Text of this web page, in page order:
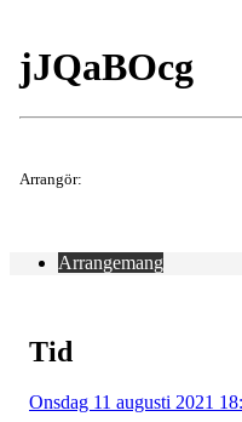
jJQaBOcg
Arrangör:
Arrangemang
Tid
Onsdag 11 augusti 2021